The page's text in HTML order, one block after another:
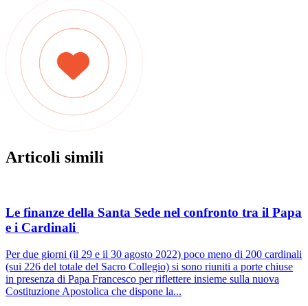
Articoli simili
Le finanze della Santa Sede nel confronto tra il Papa
e i Cardinali
Per due giorni (il 29 e il 30 agosto 2022) poco meno di 200 cardinali
(sui 226 del totale del Sacro Collegio) si sono riuniti a porte chiuse
in presenza di Papa Francesco per riflettere insieme sulla nuova
Costituzione Apostolica che dispone la...